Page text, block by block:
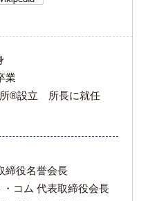
業
®設立 所長に就任
締役名誉会長
コム 代表取締役会長